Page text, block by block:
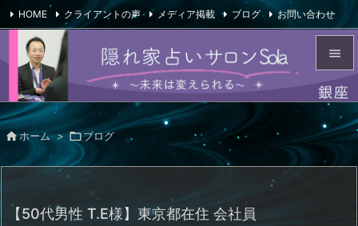


メニュ

サイド

HOME クライアントの声 メディア掲載 ブログ お問い合わせ
会社概要
ホーム > ブログ
【50代男性 T.E様】東京都在住 会社員